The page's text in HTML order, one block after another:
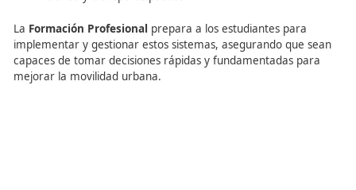
La tecnología es fundamental para optimizar el tráfico
tiempo real. Lagestión inteligente del tráficoincluye
sistemas como: